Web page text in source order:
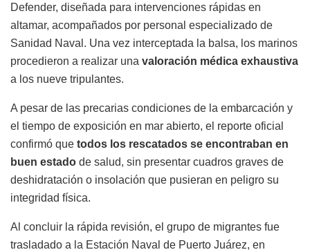
Defender, diseñada para intervenciones rápidas en
altamar, acompañados por personal especializado de
Sanidad Naval. Una vez interceptada la balsa, los marinos
procedieron a realizar una valoración médica exhaustiva
a los nueve tripulantes.
A pesar de las precarias condiciones de la embarcación y
el tiempo de exposición en mar abierto, el reporte oficial
confirmó que todos los rescatados se encontraban en
buen estado de salud, sin presentar cuadros graves de
deshidratación o insolación que pusieran en peligro su
integridad física.
Al concluir la rápida revisión, el grupo de migrantes fue
trasladado a la Estación Naval de Puerto Juárez, en